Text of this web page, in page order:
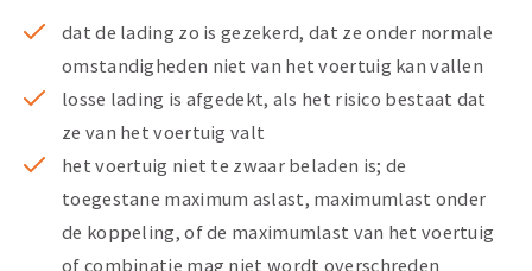
dat de lading zo is gezekerd, dat ze onder normale
omstandigheden niet van het voertuig kan vallen
losse lading is afgedekt, als het risico bestaat dat
ze van het voertuig valt
het voertuig niet te zwaar beladen is; de
toegestane maximum aslast, maximumlast onder
de koppeling, of de maximumlast van het voertuig
of combinatie mag niet wordt overschreden